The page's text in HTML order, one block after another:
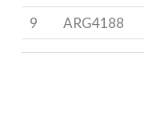
9
ARG4188